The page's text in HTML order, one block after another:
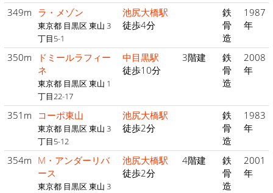
349m ラ・メゾン
東京都 目黒区 東山 3
丁目5-1
池尻大橋駅
徒歩4分
鉄
骨
造
1987
年
350m
ドミールラフィー
ネ
東京都 目黒区 東山 1
丁目22-17
中目黒駅
徒歩10分
3階建
鉄
骨
造
2008
年
351m コーポ東山
東京都 目黒区 東山 3
丁目5-12
池尻大橋駅
徒歩2分
鉄
骨
造
1983
年
354m M・アンダーリバ
ース
東京都 目黒区 東山 3
池尻大橋駅
徒歩2分
4階建
鉄
骨
造
2001
年